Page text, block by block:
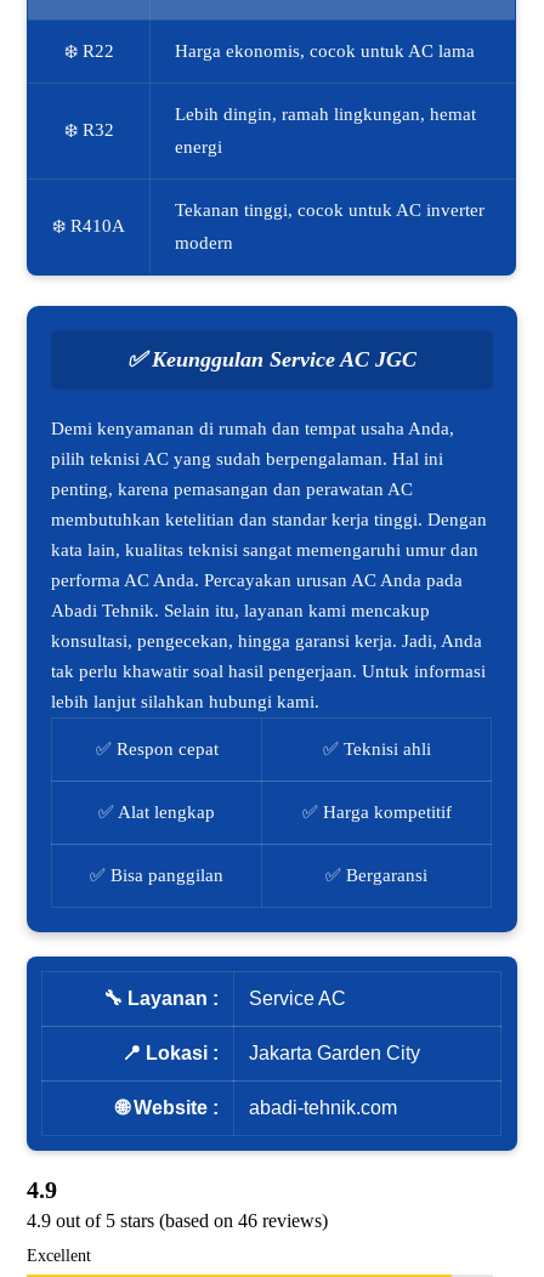
❄️ R22 Harga ekonomis, cocok untuk AC lama
❄️ R32
Lebih dingin, ramah lingkungan, hemat
energi
❄️ R410A
Tekanan tinggi, cocok untuk AC inverter
modern
✅Keunggulan Service AC JGC
Demi kenyamanan di rumah dan tempat usaha Anda,
pilih teknisi AC yang sudah berpengalaman. Hal ini
penting, karena pemasangan dan perawatan AC
membutuhkan ketelitian dan standar kerja tinggi. Dengan
kata lain, kualitas teknisi sangat memengaruhi umur dan
performa AC Anda. Percayakan urusan AC Anda pada
Abadi Tehnik. Selain itu, layanan kami mencakup
konsultasi, pengecekan, hingga garansi kerja. Jadi, Anda
tak perlu khawatir soal hasil pengerjaan. Untuk informasi
lebih lanjut silahkan hubungi kami.
✅ Respon cepat ✅ Teknisi ahli
✅ Alat lengkap ✅ Harga kompetitif
✅ Bisa panggilan ✅ Bergaransi
🔧 Layanan : Service AC
📍 Lokasi : Jakarta Garden City
🌐 Website : abadi-tehnik.com
4.9
4.9 out of 5 stars (based on 46 reviews)
Excellent